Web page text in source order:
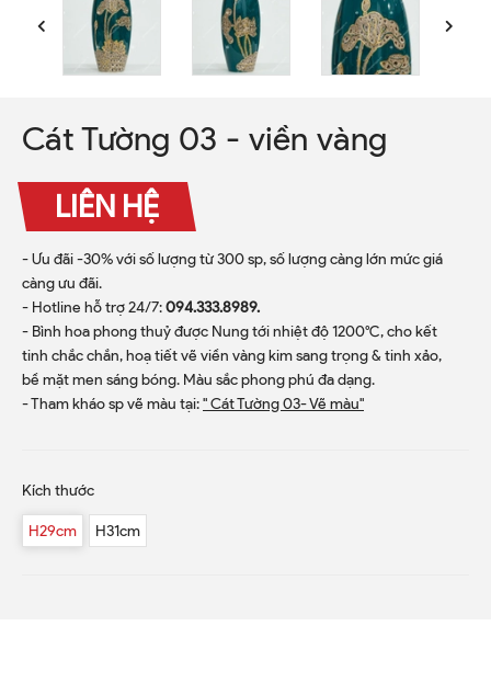
Cát Tường 03 - viền vàng
LIÊN HỆ
- Ưu đãi -30% với số lượng từ 300 sp, số lượng càng lớn mức giá
càng ưu đãi.
- Hotline hỗ trợ 24/7:094.333.8989.
- Bình hoa phong thuỷ được Nung tới nhiệt độ 1200ºC, cho kết
tinh chắc chắn, hoạ tiết vẽ viền vàng kim sang trọng & tinh xảo,
bề mặt men sáng bóng. Màu sắc phong phú đa dạng.
- Tham kháo sp vẽ màu tại:" Cát Tường 03- Vẽ màu"
Kích thước
H29cm H31cm